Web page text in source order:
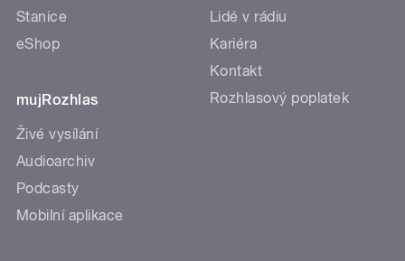
Stanice
eShop
mujRozhlas
Živé vysílání
Audioarchiv
Podcasty
Mobilní aplikace
Lidé v rádiu
Kariéra
Kontakt
Rozhlasový poplatek